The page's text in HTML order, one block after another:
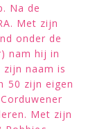
Na de
Met zijn
onder de
nam hij in
naam is
50 zijn eigen
Met zijn